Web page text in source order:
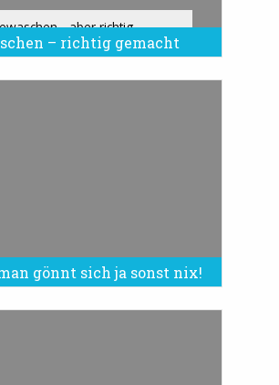
– richtig gemacht
- aber richtig
gönnt sich ja sonst nix!